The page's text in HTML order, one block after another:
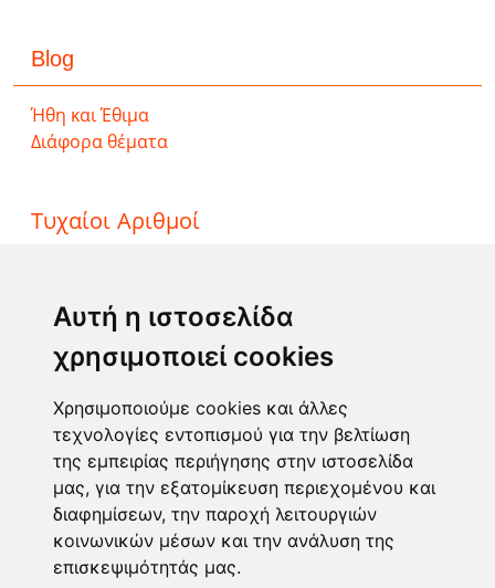
Αυτή η ιστοσελίδα
χρησιμοποιεί cookies
Χρησιμοποιούμε cookies και άλλες
τεχνολογίες εντοπισμού για την βελτίωση
της εμπειρίας περιήγησης στην ιστοσελίδα
μας, για την εξατομίκευση περιεχομένου και
διαφημίσεων, την παροχή λειτουργιών
κοινωνικών μέσων και την ανάλυση της
επισκεψιμότητάς μας.
Blog
Ήθη και Έθιμα
Διάφορα θέματα
Τυχαίοι Αριθμοί
ΛΟΤΤΟ
ΚΙΝΟ
EXTRA 5
Επικοινωνία
Φόρμα επικοινωνίας
info@taromanteia.gr